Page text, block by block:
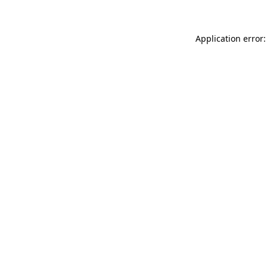
Application